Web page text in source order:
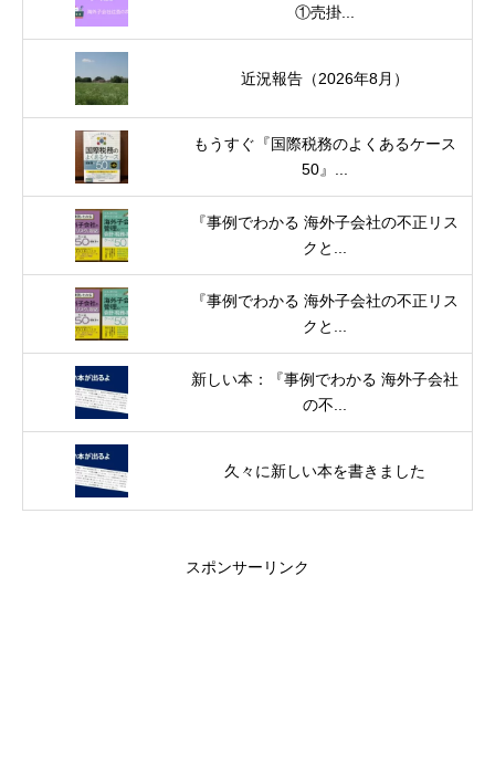
①売掛...
近況報告（2026年8月）
もうすぐ『国際税務のよくあるケース
50』...
『事例でわかる 海外子会社の不正リス
クと...
『事例でわかる 海外子会社の不正リス
クと...
新しい本：『事例でわかる 海外子会社
の不...
久々に新しい本を書きました
スポンサーリンク